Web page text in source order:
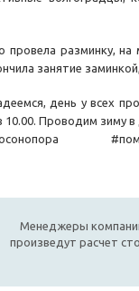
провела разминку,
занятие
день у всех
Проводим зиму в
Менеджеры
произведут расчет